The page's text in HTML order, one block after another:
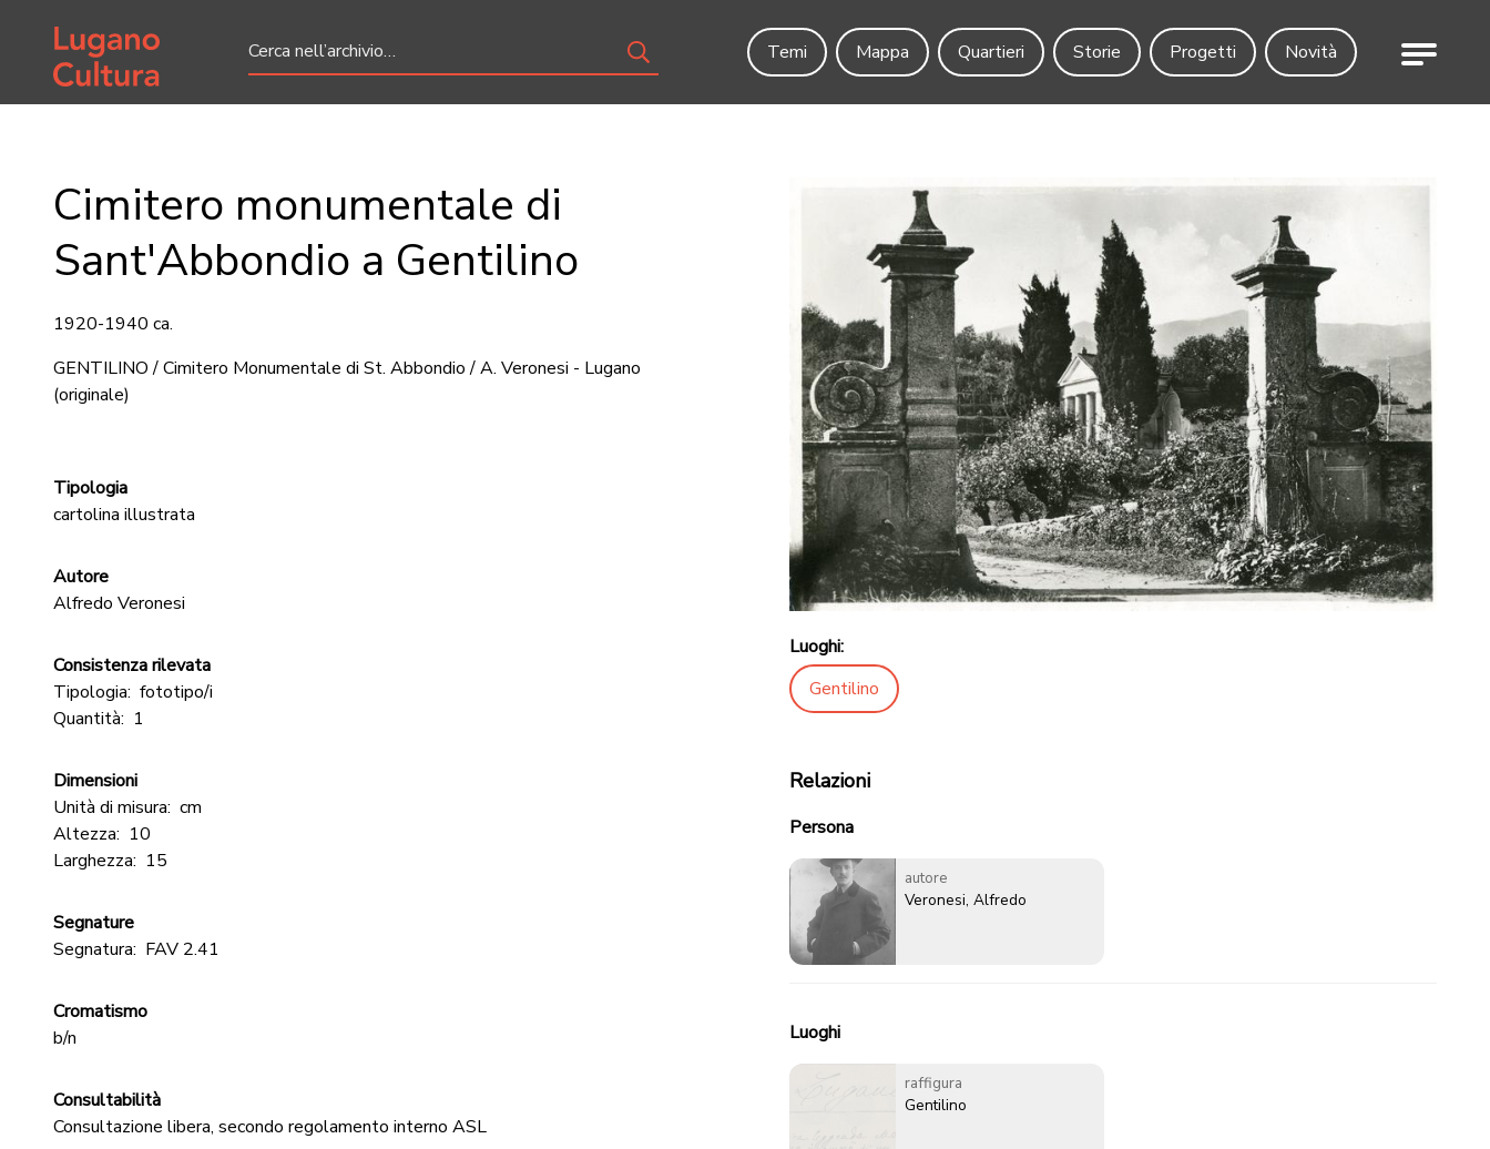
Home page
Temi
Mappa Quartieri Storie Progetti Novità Menu
Cimitero monumentale di
Sant'Abbondio a Gentilino
1920-1940 ca.
GENTILINO / Cimitero Monumentale di St. Abbondio / A. Veronesi - Lugano
(originale)
Tipologia
cartolina illustrata
Autore
Alfredo Veronesi
Consistenza rilevata
Tipologia: fototipo/i
Quantità: 1
Dimensioni
Unità di misura: cm
Altezza: 10
Larghezza: 15
Segnature
Segnatura: FAV 2.41
Cromatismo
b/n
Consultabilità
Consultazione libera, secondo regolamento interno ASL
Luoghi:
Gentilino
Relazioni
Persona
autore
Veronesi, Alfredo
Luoghi
raffigura
Gentilino